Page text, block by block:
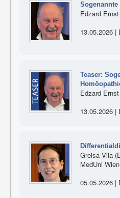
Edzard
13.05.2026 |
Teaser:
Edzard
13.05.2026 |
Greisa Vila
MedUni
05.05.2026 |